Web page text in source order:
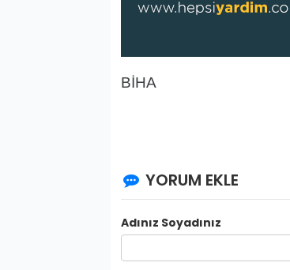
BİHA
YORUM EKLE
Adınız Soyadınız